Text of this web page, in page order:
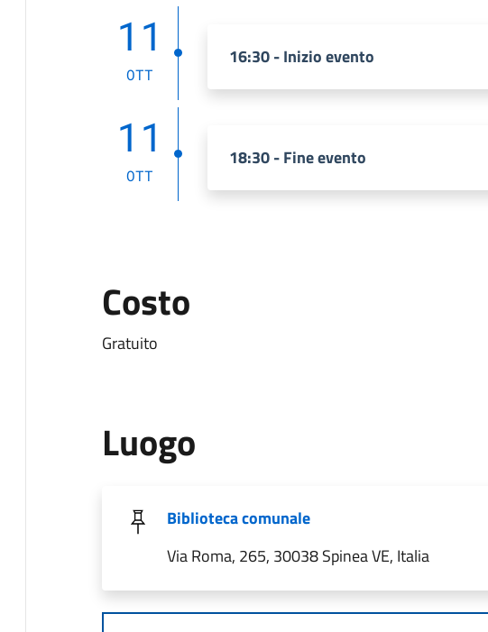
11
OTT
16:30 - Inizio evento
11
OTT
18:30 - Fine evento
Costo
Gratuito
Luogo
Biblioteca comunale
Via Roma, 265, 30038 Spinea VE, Italia